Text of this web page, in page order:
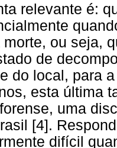
relevante é:
ou seja,
de
do local, para
esta última
uma
[4].
difícil